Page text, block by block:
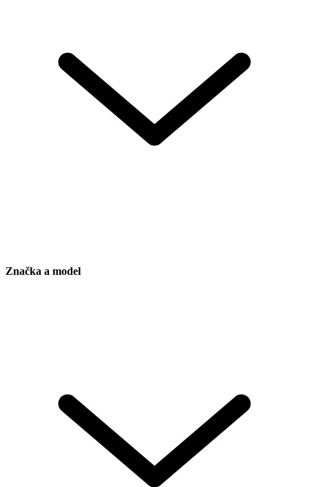
Značka a model